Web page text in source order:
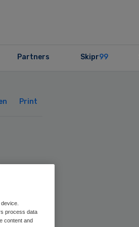
Partners Skipr99
Print
process data
content and